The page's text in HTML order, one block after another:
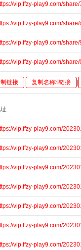
vip.ffzy-play9.com/
vip.ffzy-play9.com/
vip.ffzy-play9.com/
vip.ffzy-play9.com/
链接 复制名称$链接
vip.ffzy-play9.com/
vip.ffzy-play9.com/
vip.ffzy-play9.com/
vip.ffzy-play9.com/
vip.ffzy-play9.com/
vip.ffzy-play9.com/
vip.ffzy-play9.com/